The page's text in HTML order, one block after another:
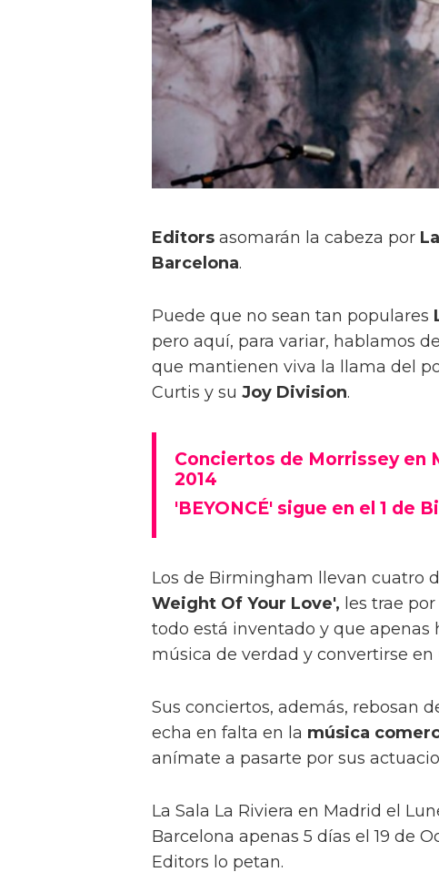
Editors asomarán la cabeza por
Barcelona.
Puede que no sean tan populares
pero aquí, para variar, hablamos
que mantienen viva la llama del
Curtis y su Joy Division.
Conciertos de Morrissey en
2014
'BEYONCÉ' sigue en el 1 de
Los de Birmingham llevan cuatro
Weight Of Your Love', les trae
todo está inventado y que apenas
música de verdad y convertirse
Sus conciertos, además, rebosan
echa en falta en la música
anímate a pasarte por sus
La Sala La Riviera en Madrid el
Barcelona apenas 5 días el 19 de
Editors lo petan.